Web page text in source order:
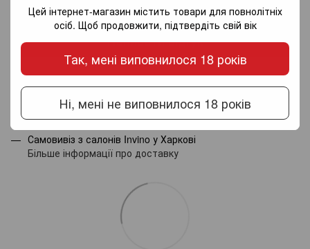
Цей інтернет-магазин містить товари для повнолітніх
осіб. Щоб продовжити, підтвердіть свій вік
Так, мені виповнилося 18 років
Ні, мені не виповнилося 18 років
Написати відгук
Доставка Оплата Гарантія
Новою поштою по Україні - за тарифами перевізника.
Самовивіз з салонів Invino у Харкові
Більше інформації про доставку